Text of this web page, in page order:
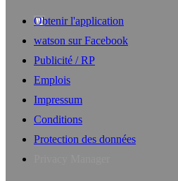
Obtenir l'application
watson sur Facebook
Publicité / RP
Emplois
Impressum
Conditions
Protection des données